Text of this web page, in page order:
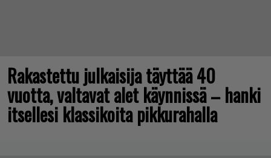
Rakastettu julkaisija täyttää 40
vuotta, valtavat alet käynnissä – hanki
itsellesi klassikoita pikkurahalla